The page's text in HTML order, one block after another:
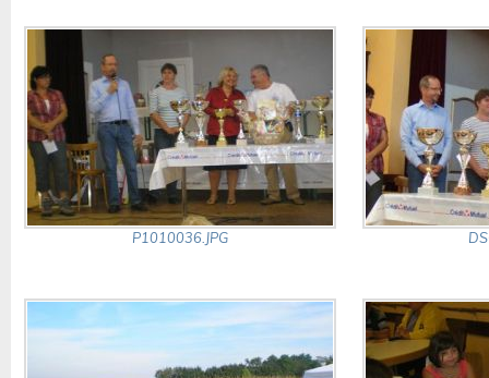
P1010036.JPG